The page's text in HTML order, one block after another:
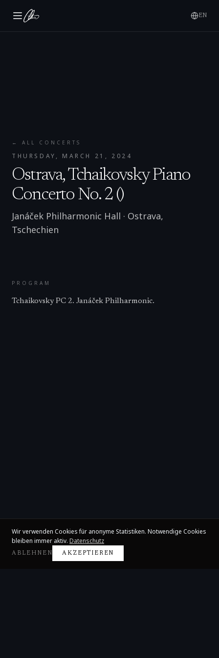
EN
← ALL CONCERTS
THURSDAY, MARCH 21, 2024
Ostrava, Tchaikovsky Piano
Concerto No. 2 ()
Janáček Philharmonic Hall · Ostrava,
Tschechien
PROGRAM
Tchaikovsky PC 2. Janáček Philharmonic.
Wir verwenden Cookies für anonyme Statistiken. Notwendige Cookies
bleiben immer aktiv. Datenschutz
ABLEHNEN AKZEPTIEREN